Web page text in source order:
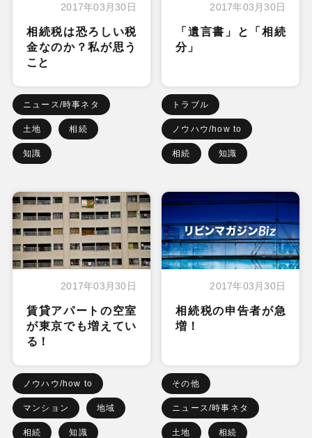
2017年03月30日
相続税は恐ろしい税
金なのか？私が思う
こと
ニュース/時事ネタ
土地 相続
知識
2017年03月30日
「遺言書」と「相続
分」
トラブル
ノウハウ/how to
相続 知識
2017年03月30日
賃貸アパートの空室
が東京でも増えてい
る！
ノウハウ/how to
マンション 地域
相続 知識
2017年03月30日
相続税の申告者が急
増！
その他
ニュース/時事ネタ
土地 相続